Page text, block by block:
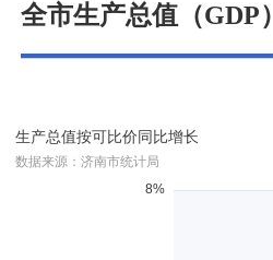
全市生产总值（GDP）